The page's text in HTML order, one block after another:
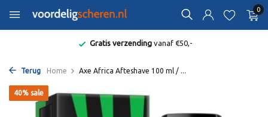
0
Gratis verzendingvanaf €50,-
Terug Home Axe Africa Afteshave 100 ml / ...
40% sale